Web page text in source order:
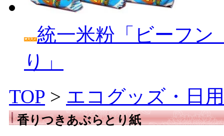
統一米粉「ビーフン
り」
TOP > エコグッズ・日
香りつきあぶらとり紙